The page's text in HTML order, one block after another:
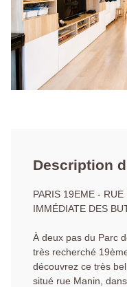
Description
PARIS 19EME -
IMMÉDIATE DES
À deux pas du Parc
très recherché
découvrez ce très
situé rue Manin,